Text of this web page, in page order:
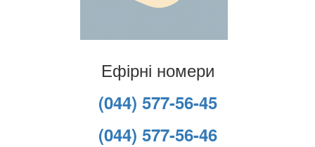
Ефірні номери
(044) 577-56-45
(044) 577-56-46